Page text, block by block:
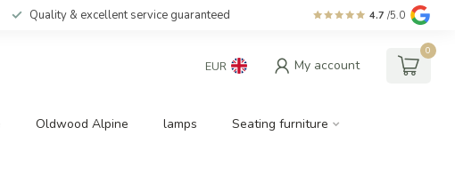
Quality & excellent service guaranteed 4.7 /5.0
EUR My account
0
Oldwood Alpine lamps Seating furniture